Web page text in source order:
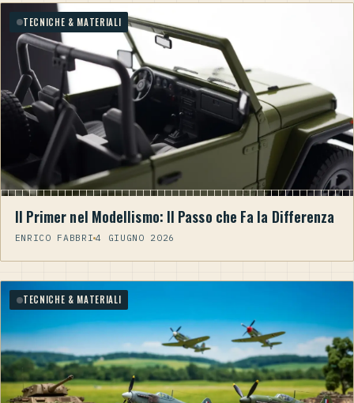
TECNICHE & MATERIALI
Il Primer nel Modellismo: Il Passo che Fa la Differenza
ENRICO FABBRI 4 GIUGNO 2026
TECNICHE & MATERIALI